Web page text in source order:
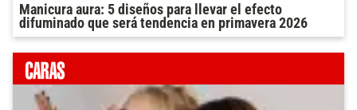
Manicura aura: 5 diseños para llevar el efecto
difuminado que será tendencia en primavera 2026